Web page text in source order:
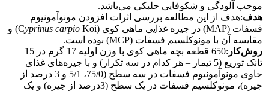
موجب آلودگی و شکوفایی جلبکی می‌باشد.
هدف:هدف از این مطالعه بررسی اثرات افزودن مونوآمونیوم
فسفات (MAP) در جیره غذایی ماهی کوی (C
yprinus carpio
Koi) و
مقایسه آن با مونوکلسیم فسفات (MCP) بوده است.
روشکار
:650 قطعه بچه ماهی کوی با وزن اولیه 17 گرم در 15
تانک توزیع (5 تیمار – هر کدام در سه تکرار) و با جیره‌های غذای
حاوی مونوآمونیوم فسفات در سه سطح (75/0، 5/1 و 3 درصد از
جیره)، مونوکلسیم فسفات در یک سطح (3درصد از جیره) و یک